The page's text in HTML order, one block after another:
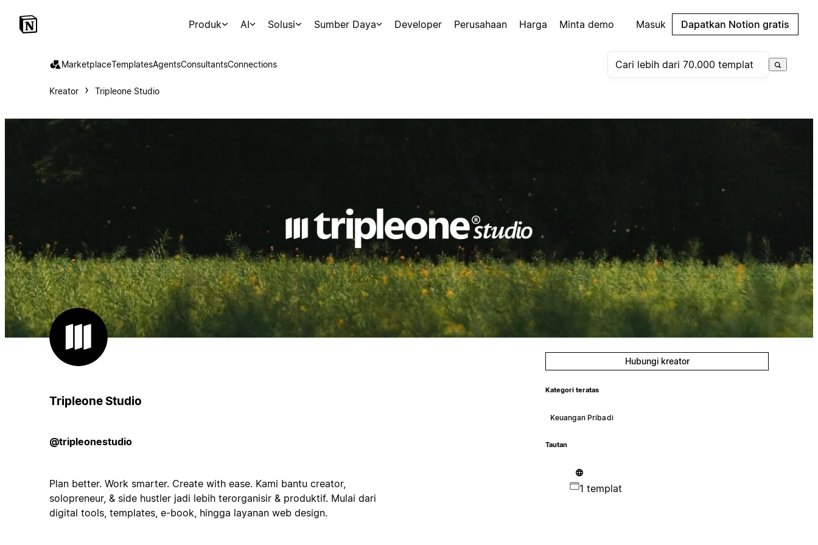
Produk AI Solusi Sumber Daya Developer Perusahaan Harga Minta demo Masuk Dapatkan Notion gratis
MarketplaceTemplatesAgentsConsultantsConnections
Kreator Tripleone Studio
Tripleone Studio
@tripleonestudio
Plan better. Work smarter. Create with ease. Kami bantu creator,
solopreneur, & side hustler jadi lebih terorganisir & produktif. Mulai dari
digital tools, templates, e-book, hingga layanan web design.
Hubungi kreator
Kategori teratas
Keuangan Pribadi
Tautan
1 templat